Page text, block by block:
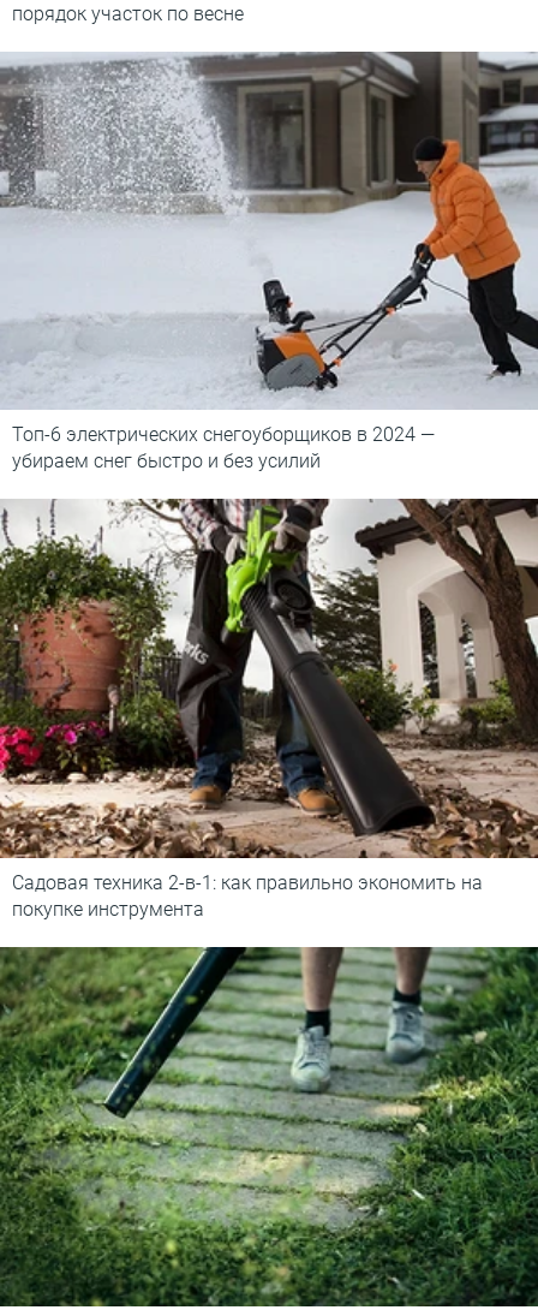
порядок участок по весне
Топ-6 электрических снегоуборщиков в 2024 —
убираем снег быстро и без усилий
Садовая техника 2-в-1: как правильно экономить на
покупке инструмента